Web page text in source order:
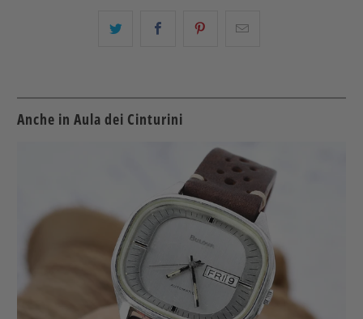
Condividi Share
Condividi
Anche in Aula dei Cinturini